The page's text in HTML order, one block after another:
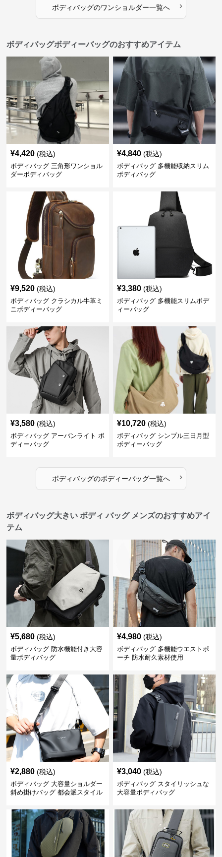
ボディバッグのワンショルダー一覧へ ›
ボディバッグボディーバッグのおすすめアイテム
¥4,420 (税込)
ボディバッグ 三角形ワンショル
ダーボディバッグ
¥4,840 (税込)
ボディバッグ 多機能収納スリム
ボディバッグ
¥9,520 (税込)
ボディバッグ クラシカル牛革ミ
ニボディーバッグ
¥3,380 (税込)
ボディバッグ 多機能スリムボデ
ィーバッグ
¥3,580 (税込)
ボディバッグ アーバンライト ボ
ディーバッグ
¥10,720 (税込)
ボディバッグ シンプル三日月型
ボディーバッグ
ボディバッグのボディーバッグ一覧へ ›
ボディバッグ大きい ボディ バッグ メンズのおすすめアイ
テム
¥5,680 (税込)
ボディバッグ 防水機能付き大容
量ボディバッグ
¥4,980 (税込)
ボディバッグ 多機能ウエストポ
ーチ 防水耐久素材使用
¥2,880 (税込)
ボディバッグ 大容量ショルダー
斜め掛けバッグ 都会派スタイル
¥3,040 (税込)
ボディバッグ スタイリッシュな
大容量ボディバッグ